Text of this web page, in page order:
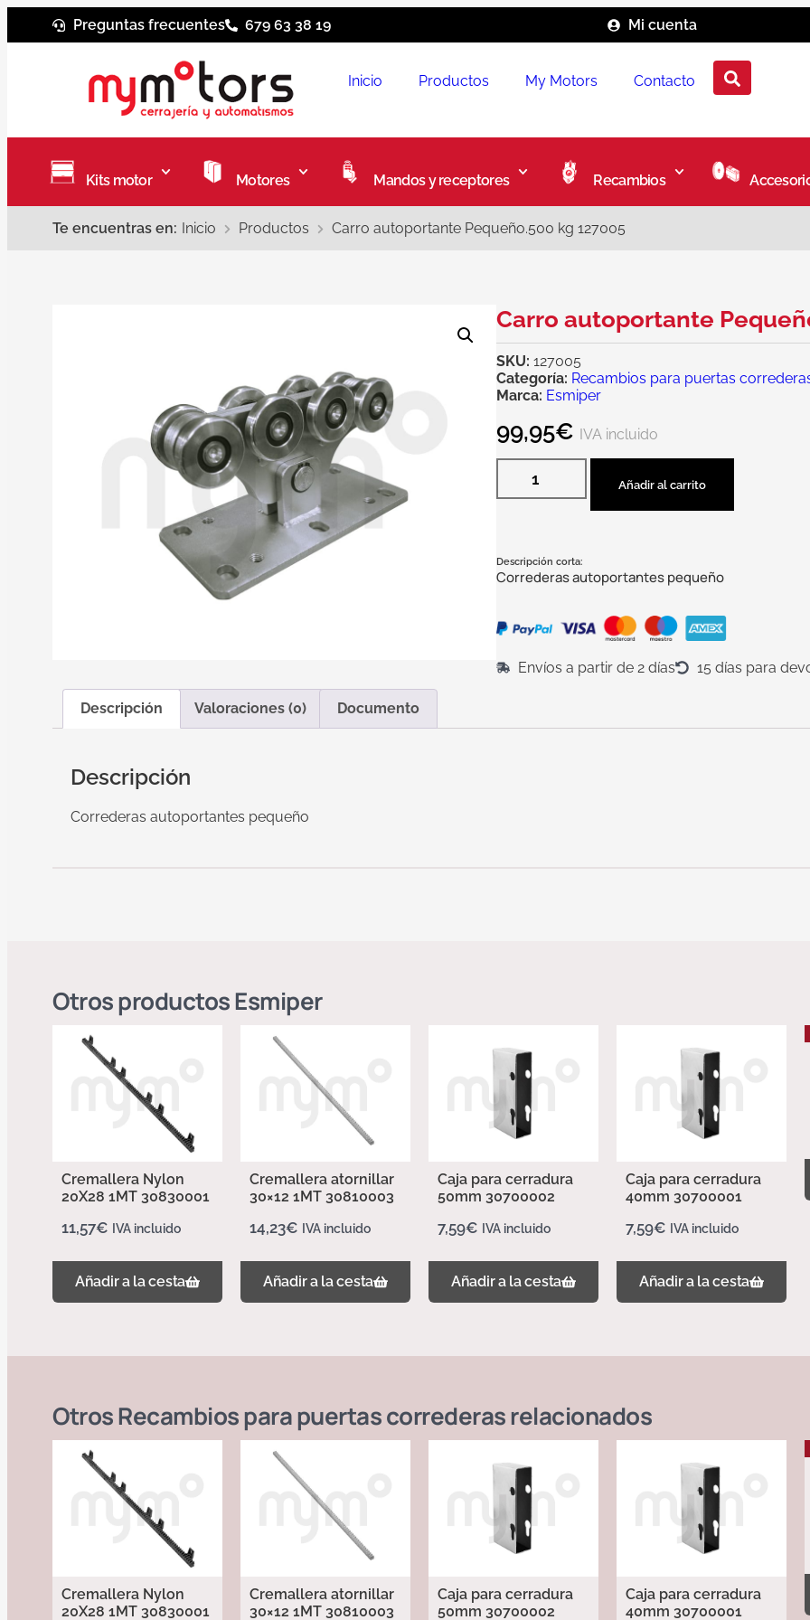
Preguntas frecuentes 679 63 38 19 Mi cuenta
Inicio Productos My Motors Contacto
Kits motor Motores Mandos y receptores Recambios
Te encuentras en: Inicio Productos Carro autoportante Pequeño.500 kg 127005
Carro autoportante
SKU:127005
Categoría: Recambios para puertas
Marca: Esmiper
99,95€ IVA incluido
Añadir al carrito
Descripción corta:
Correderas autoportantes pequeño
Envíos a partir de 2 días 15 días para
Descripción Valoraciones (0) Documento
Descripción
Correderas autoportantes pequeño
Otros productosEsmiper
Cremallera Nylon
20X28 1MT 30830001
11,57€ IVA incluido
Añadir a la cesta
Cremallera atornillar
30×12 1MT 30810003
14,23€ IVA incluido
Añadir a la cesta
Caja para cerradura
50mm 30700002
7,59€ IVA incluido
Añadir a la cesta
Caja para cerradura
40mm 30700001
7,59€ IVA incluido
Añadir a la cesta
OtrosRecambios para puertas correderasrelacionados
Cremallera Nylon
20X28 1MT 30830001
Cremallera atornillar
30×12 1MT 30810003
Caja para cerradura
50mm 30700002
Caja para cerradura
40mm 30700001